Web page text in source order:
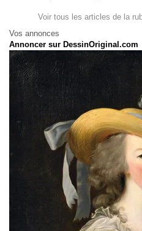
Voir tous les articles de la
Vos annonces
Annoncer sur DessinOriginal.com